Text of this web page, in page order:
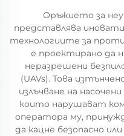
Оръжието за
представлява
технологиите за
е проектирано да
неразрешени
(UAVs). Това
излъчване на
които нарушават
оператора му,
да кацне безопасно